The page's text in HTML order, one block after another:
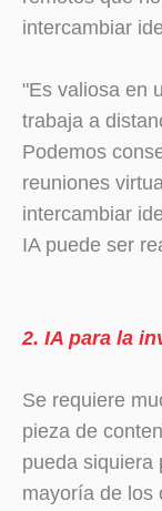
intercambiar
"Es valiosa en
trabaja a
Podemos
reuniones
intercambiar
IA puede ser
2. IA para la
Se requiere
pieza de
pueda siquiera
mayoría de los